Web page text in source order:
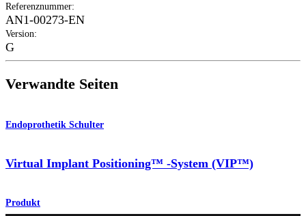
Referenznummer:
AN1-00273-EN
Version:
G
Verwandte Seiten
Endoprothetik Schulter
Virtual Implant Positioning™ -System (VIP™)
Produkt